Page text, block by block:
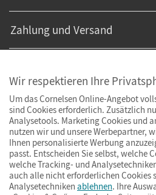
Zahlung und Versand
Wir respektieren Ihre
Um das Cornelsen Online-Angebot
sind Cookies erforderlich. Zusätzlich
Analysetools. Marketing Cookies und
nutzen wir und unsere Werbepartner,
Ihnen personalisierte Werbung
passt. Entscheiden Sie selbst, welche
welche Tracking- und
auch alle nicht erforderlichen Cookies
Analysetechniken ablehnen. Ihre